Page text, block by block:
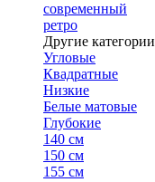
современный
ретро
Другие категории
Угловые
Квадратные
Низкие
Белые матовые
Глубокие
140 см
150 см
155 см